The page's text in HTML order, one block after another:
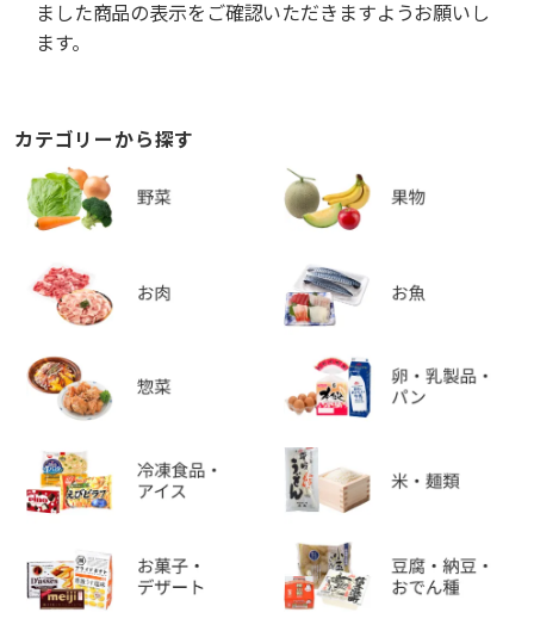
ました商品の表示をご確認いただきますようお願いし
ます。
カテゴリーから探す